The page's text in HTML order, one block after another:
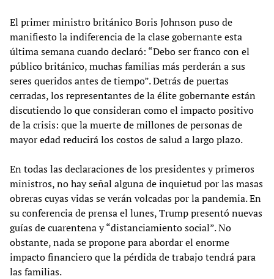
El primer ministro británico Boris Johnson puso de
manifiesto la indiferencia de la clase gobernante esta
última semana cuando declaró: “Debo ser franco con el
público británico, muchas familias más perderán a sus
seres queridos antes de tiempo”. Detrás de puertas
cerradas, los representantes de la élite gobernante están
discutiendo lo que consideran como el impacto positivo
de la crisis: que la muerte de millones de personas de
mayor edad reducirá los costos de salud a largo plazo.
En todas las declaraciones de los presidentes y primeros
ministros, no hay señal alguna de inquietud por las masas
obreras cuyas vidas se verán volcadas por la pandemia. En
su conferencia de prensa el lunes, Trump presentó nuevas
guías de cuarentena y “distanciamiento social”. No
obstante, nada se propone para abordar el enorme
impacto financiero que la pérdida de trabajo tendrá para
las familias.